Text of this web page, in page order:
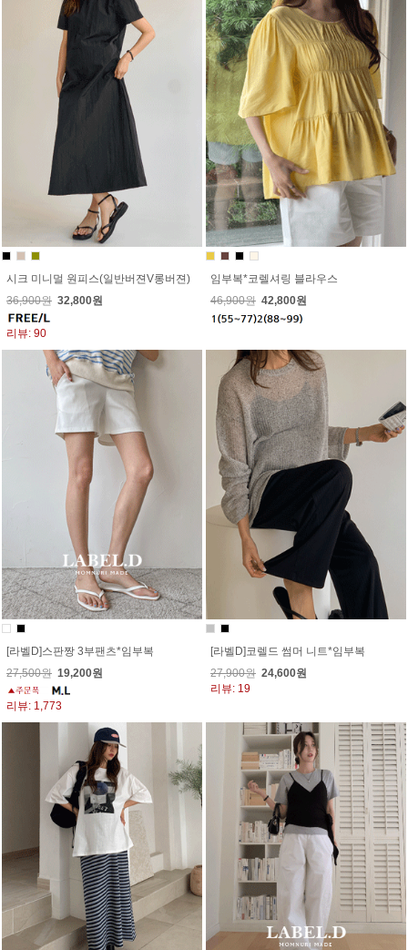
시크 미니멀 원피스(일반버젼V롱버젼)
36,900원 32,800원
리뷰: 90
임부복*코렐셔링 블라우스
46,900원 42,800원
[라벨D]스판짱 3부팬츠*임부복
27,500원 19,200원
리뷰: 1,773
[라벨D]코렐드 썸머 니트*임부복
27,900원 24,600원
리뷰: 19